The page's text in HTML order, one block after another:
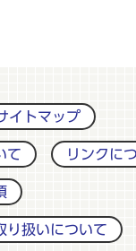
イトマップ
て リンクに
り扱いについて